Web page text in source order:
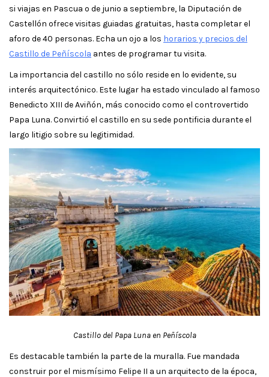
si viajas en Pascua o de junio a septiembre, la Diputación de
Castellón ofrece visitas guiadas gratuitas, hasta completar el
aforo de 40 personas. Echa un ojo a los horarios y precios del
Castillo de Peñíscola antes de programar tu visita.
La importancia del castillo no sólo reside en lo evidente, su
interés arquitectónico. Este lugar ha estado vinculado al famoso
Benedicto XIII de Aviñón, más conocido como el controvertido
Papa Luna. Convirtió el castillo en su sede pontificia durante el
largo litigio sobre su legitimidad.
Castillo del Papa Luna en Peñíscola
Es destacable también la parte de la muralla. Fue mandada
construir por el mismísimo Felipe II a un arquitecto de la época,